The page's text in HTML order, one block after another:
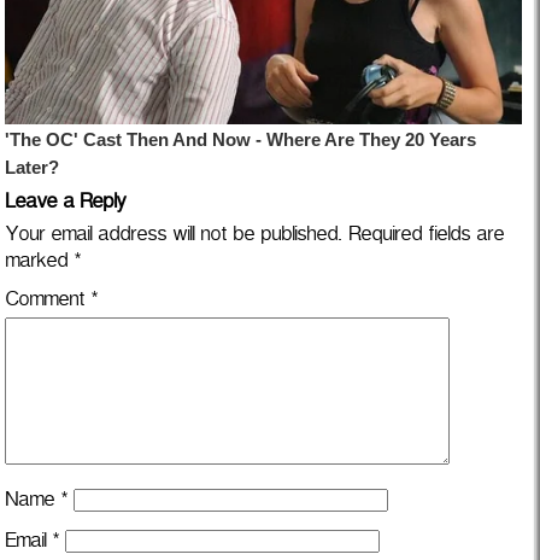
Leave a Reply
Your email address will not be published. Required fields are
marked *
Comment *
Name *
Email *